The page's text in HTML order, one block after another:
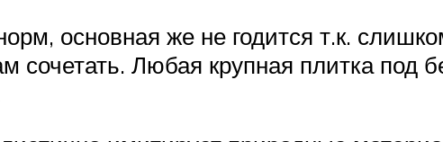
основная же не годится т.к.
сочетать. Любая крупная плитка под